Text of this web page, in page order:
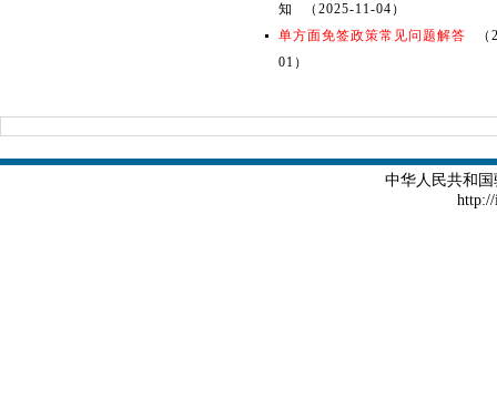
知
（2025-11-04）
单方面免签政策常见问题解答
01）
中华人民共和
http://